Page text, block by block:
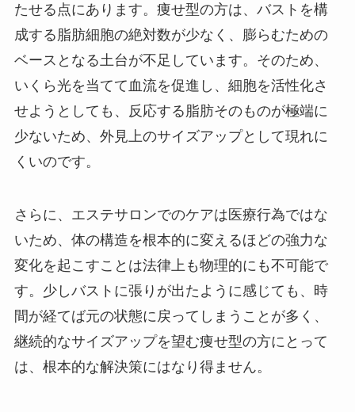
たせる点にあります。痩せ型の方は、バストを構
成する脂肪細胞の絶対数が少なく、膨らむための
ベースとなる土台が不足しています。そのため、
いくら光を当てて血流を促進し、細胞を活性化さ
せようとしても、反応する脂肪そのものが極端に
少ないため、外見上のサイズアップとして現れに
くいのです。
さらに、エステサロンでのケアは医療行為ではな
いため、体の構造を根本的に変えるほどの強力な
変化を起こすことは法律上も物理的にも不可能で
す。少しバストに張りが出たように感じても、時
間が経てば元の状態に戻ってしまうことが多く、
継続的なサイズアップを望む痩せ型の方にとって
は、根本的な解決策にはなり得ません。